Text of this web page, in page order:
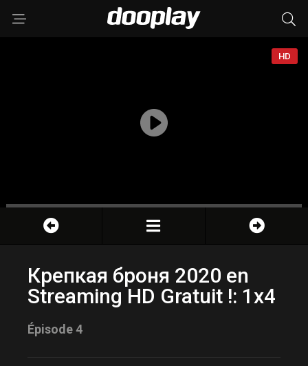
HD
Крепкая броня 2020 en
Streaming HD Gratuit !: 1x4
Épisode 4